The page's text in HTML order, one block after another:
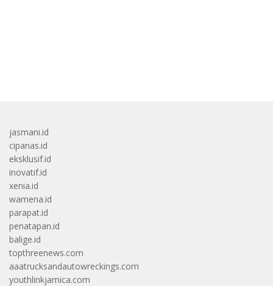
jasmani.id
cipanas.id
eksklusif.id
inovatif.id
xenia.id
wamena.id
parapat.id
penatapan.id
balige.id
topthreenews.com
aaatrucksandautowreckings.com
youthlinkjamica.com